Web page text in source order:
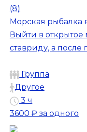
(8)
Морская рыбалка
Выйти в открытое
ставриду, а после
Группа
Другое
3 ч
3600 ₽ за одного